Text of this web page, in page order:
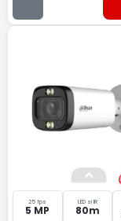
25 fps
5 MP
LED si IR
80m